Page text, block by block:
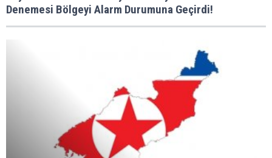
Denemesi Bölgeyi Alarm Durumuna Geçirdi!